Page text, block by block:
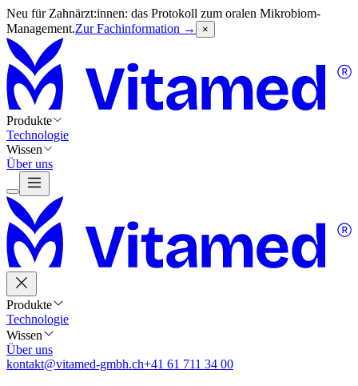
Neu für Zahnärzt:innen: das Protokoll zum oralen Mikrobiom-
Management.Zur Fachinformation → ×
Produkte
Technologie
Wissen
Über uns
Produkte
Technologie
Wissen
Über uns
kontakt@vitamed-gmbh.ch+41 61 711 34 00